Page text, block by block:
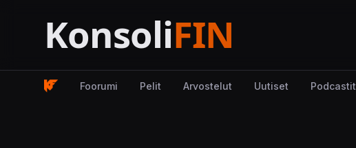
Foorumi Pelit Arvostelut Uutiset Podcastit